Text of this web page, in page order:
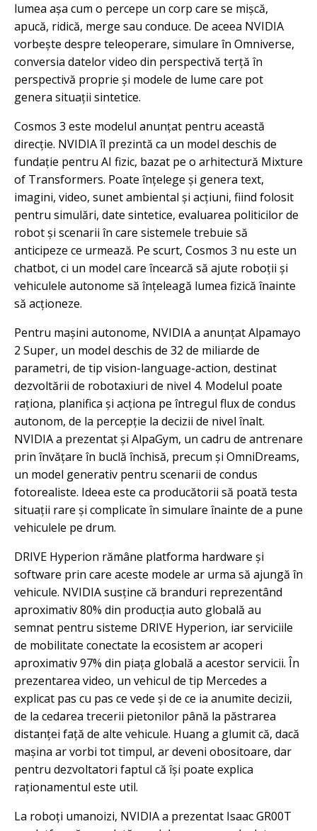
lumea așa cum o percepe un corp care se mișcă,
apucă, ridică, merge sau conduce. De aceea NVIDIA
vorbește despre teleoperare, simulare în Omniverse,
conversia datelor video din perspectivă terță în
perspectivă proprie și modele de lume care pot
genera situații sintetice.
Cosmos 3 este modelul anunțat pentru această
direcție. NVIDIA îl prezintă ca un model deschis de
fundație pentru AI fizic, bazat pe o arhitectură Mixture
of Transformers. Poate înțelege și genera text,
imagini, video, sunet ambiental și acțiuni, fiind folosit
pentru simulări, date sintetice, evaluarea politicilor de
robot și scenarii în care sistemele trebuie să
anticipeze ce urmează. Pe scurt, Cosmos 3 nu este un
chatbot, ci un model care încearcă să ajute roboții și
vehiculele autonome să înțeleagă lumea fizică înainte
să acționeze.
Pentru mașini autonome, NVIDIA a anunțat Alpamayo
2 Super, un model deschis de 32 de miliarde de
parametri, de tip vision-language-action, destinat
dezvoltării de robotaxiuri de nivel 4. Modelul poate
raționa, planifica și acționa pe întregul flux de condus
autonom, de la percepție la decizii de nivel înalt.
NVIDIA a prezentat și AlpaGym, un cadru de antrenare
prin învățare în buclă închisă, precum și OmniDreams,
un model generativ pentru scenarii de condus
fotorealiste. Ideea este ca producătorii să poată testa
situații rare și complicate în simulare înainte de a pune
vehiculele pe drum.
DRIVE Hyperion rămâne platforma hardware și
software prin care aceste modele ar urma să ajungă în
vehicule. NVIDIA susține că branduri reprezentând
aproximativ 80% din producția auto globală au
semnat pentru sisteme DRIVE Hyperion, iar serviciile
de mobilitate conectate la ecosistem ar acoperi
aproximativ 97% din piața globală a acestor servicii. În
prezentarea video, un vehicul de tip Mercedes a
explicat pas cu pas ce vede și de ce ia anumite decizii,
de la cedarea trecerii pietonilor până la păstrarea
distanței față de alte vehicule. Huang a glumit că, dacă
mașina ar vorbi tot timpul, ar deveni obositoare, dar
pentru dezvoltatori faptul că își poate explica
raționamentul este util.
La roboți umanoizi, NVIDIA a prezentat Isaac GR00T